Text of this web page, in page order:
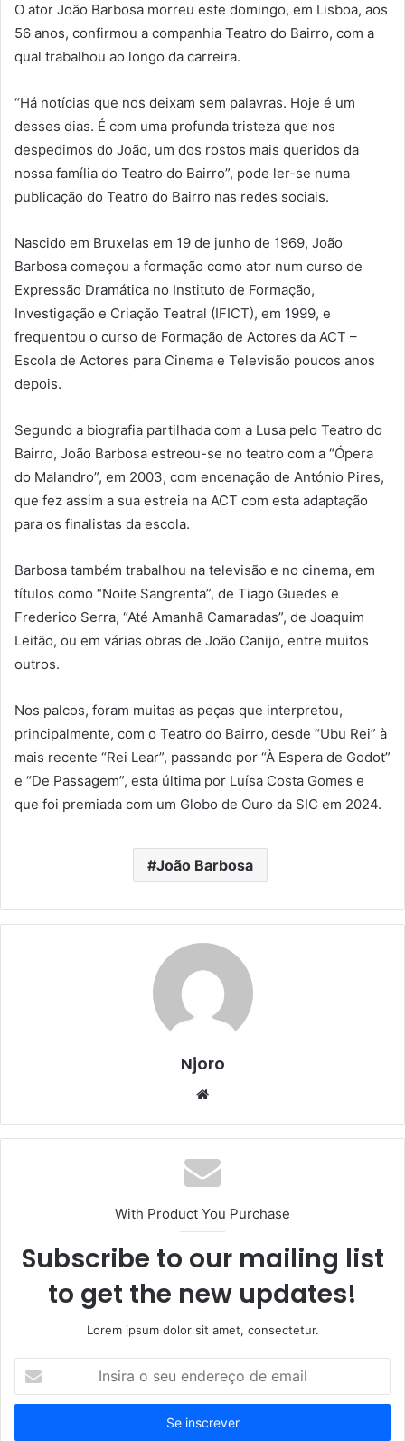
O ator João Barbosa morreu este domingo, em Lisboa, aos
56 anos, confirmou a companhia Teatro do Bairro, com a
qual trabalhou ao longo da carreira.
“Há notícias que nos deixam sem palavras. Hoje é um
desses dias. É com uma profunda tristeza que nos
despedimos do João, um dos rostos mais queridos da
nossa família do Teatro do Bairro”, pode ler-se numa
publicação do Teatro do Bairro nas redes sociais.
Nascido em Bruxelas em 19 de junho de 1969, João
Barbosa começou a formação como ator num curso de
Expressão Dramática no Instituto de Formação,
Investigação e Criação Teatral (IFICT), em 1999, e
frequentou o curso de Formação de Actores da ACT –
Escola de Actores para Cinema e Televisão poucos anos
depois.
Segundo a biografia partilhada com a Lusa pelo Teatro do
Bairro, João Barbosa estreou-se no teatro com a “Ópera
do Malandro”, em 2003, com encenação de António Pires,
que fez assim a sua estreia na ACT com esta adaptação
para os finalistas da escola.
Barbosa também trabalhou na televisão e no cinema, em
títulos como “Noite Sangrenta”, de Tiago Guedes e
Frederico Serra, “Até Amanhã Camaradas”, de Joaquim
Leitão, ou em várias obras de João Canijo, entre muitos
outros.
Nos palcos, foram muitas as peças que interpretou,
principalmente, com o Teatro do Bairro, desde “Ubu Rei” à
mais recente “Rei Lear”, passando por “À Espera de Godot”
e “De Passagem”, esta última por Luísa Costa Gomes e
que foi premiada com um Globo de Ouro da SIC em 2024.
João Barbosa
Njoro
Website
With Product You Purchase
Subscribe to our mailing list
to get the new updates!
Lorem ipsum dolor sit amet, consectetur.
seu